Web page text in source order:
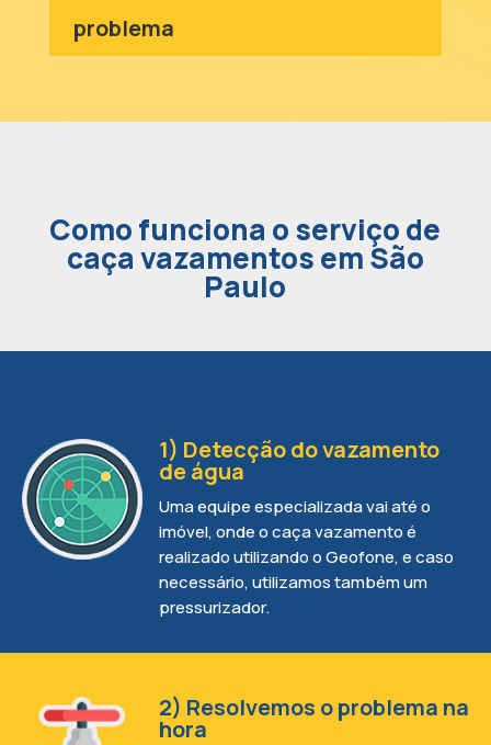
problema
Como funciona o serviço de
caça vazamentos em São
Paulo
1) Detecção do vazamento
de água
Uma equipe especializada vai até o
imóvel, onde o caça vazamento é
realizado utilizando o Geofone, e caso
necessário, utilizamos também um
pressurizador.
2) Resolvemos o problema na
hora